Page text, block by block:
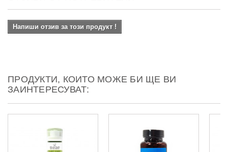
Напиши отзив за този продукт !
ПРОДУКТИ, КОИТО МОЖЕ БИ ЩЕ ВИ
ЗАИНТЕРЕСУВАТ: